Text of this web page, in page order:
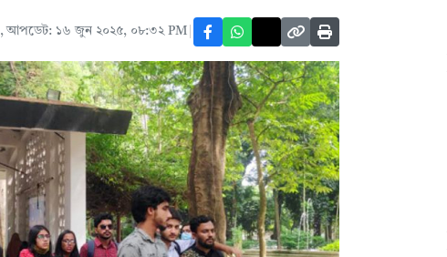
, আপডেট: ১৬ জুন ২০২৫, ০৮:৩২ PM